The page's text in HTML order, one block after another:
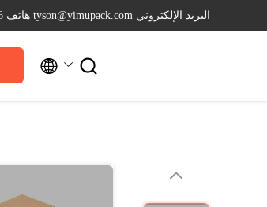
البريد الإلكتروني tyson@yimupack.com هاتف 86--17302103515
 